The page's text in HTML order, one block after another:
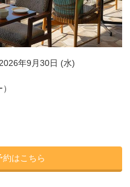
年9月30日 (水)
約はこちら